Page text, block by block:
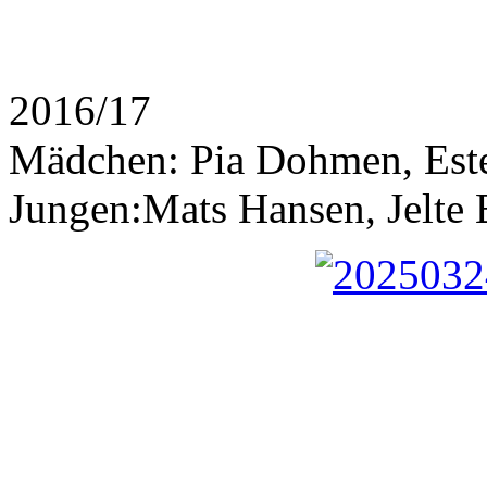
2016/17
Mädchen: Pia Dohmen,
Jungen:Mats Hansen, Jelte